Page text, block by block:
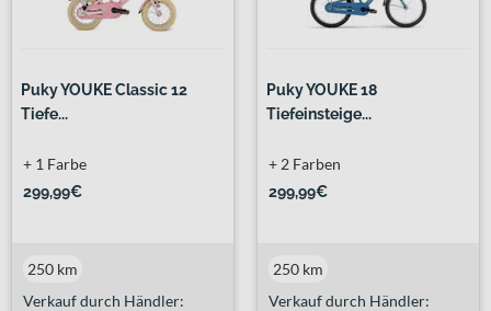
Puky YOUKE Classic 12
Tiefe...
299,99€
+ 1 Farbe
Verkauf durch Händler:
250 km
Puky YOUKE 18
Tiefeinsteige...
299,99€
+ 2 Farben
Verkauf durch Händler:
250 km